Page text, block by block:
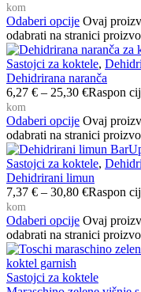
kom
Odaberi opcije Ovaj
odabrati na stranici
Sastojci za koktele,
Dehidrirana naranča
6,27 € – 25,30 €Raspon
kom
Odaberi opcije Ovaj
odabrati na stranici
Sastojci za koktele,
Dehidrirani limun
7,37 € – 30,80 €Raspon
kom
Odaberi opcije Ovaj
odabrati na stranici
Sastojci za koktele